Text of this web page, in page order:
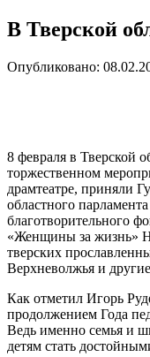
В Тверской
Опубликовано:
8 февраля в Тверской
торжественном
драмтеатре, приняли
областного
благотворительного
«Женщины за жизнь»
тверских
Верхневолжья и
Как отметил Игорь
продолжением Года
Ведь именно семья и
детям стать